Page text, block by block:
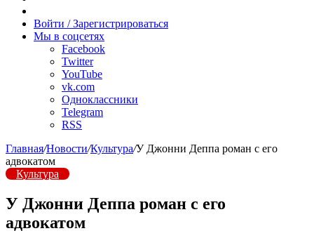
радио
Войти / Зарегистрироваться
Мы в соцсетях
Facebook
Twitter
YouTube
vk.com
Одноклассники
Telegram
RSS
Главная/Новости/Культура/У Джонни Деппа роман с его
адвокатом
Культура
У Джонни Деппа роман с его
адвокатом